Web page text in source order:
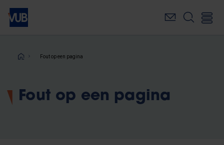
Overslaan
naar
inhoudKruimelpad
Fout op een pagina
Fout op een pagina